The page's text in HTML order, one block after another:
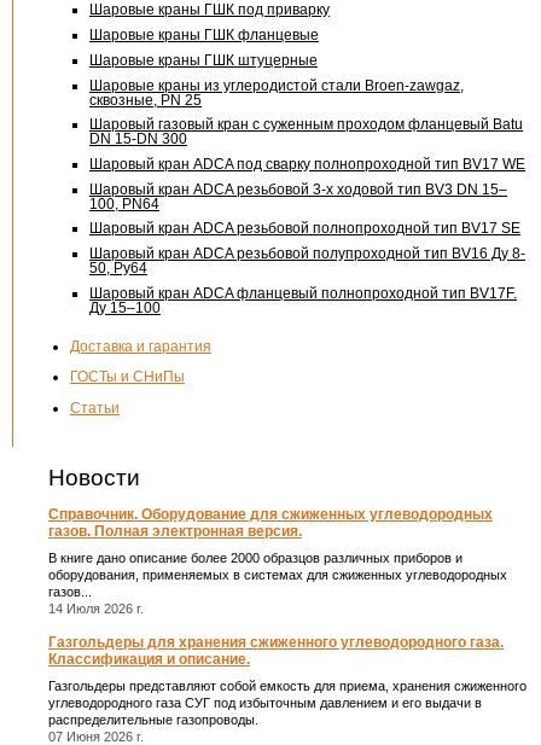
Шаровые краны ГШК под приварку
Шаровые краны ГШК фланцевые
Шаровые краны ГШК штуцерные
Шаровые краны из углеродистой стали Broen-zawgaz,
сквозные, PN 25
Шаровый газовый кран с суженным проходом фланцевый Batu
DN 15-DN 300
Шаровый кран ADCA под сварку полнопроходной тип BV17 WE
Шаровый кран ADCA резьбовой 3-х ходовой тип BV3 DN 15–
100, PN64
Шаровый кран ADCA резьбовой полнопроходной тип BV17 SE
Шаровый кран ADCA резьбовой полупроходной тип BV16 Ду 8-
50, Pу64
Шаровый кран ADCA фланцевый полнопроходной тип BV17F.
Ду 15–100
Доставка и гарантия
ГОСТы и СНиПы
Статьи
Новости
Справочник. Оборудование для сжиженных углеводородных
газов. Полная электронная версия.
В книге дано описание более 2000 образцов различных приборов и
оборудования, применяемых в системах для сжиженных углеводородных
газов...
14 Июля 2026 г.
Газгольдеры для хранения сжиженного углеводородного газа.
Классификация и описание.
Газгольдеры представляют собой емкость для приема, хранения сжиженного
углеводородного газа СУГ под избыточным давлением и его выдачи в
распределительные газопроводы.
07 Июня 2026 г.